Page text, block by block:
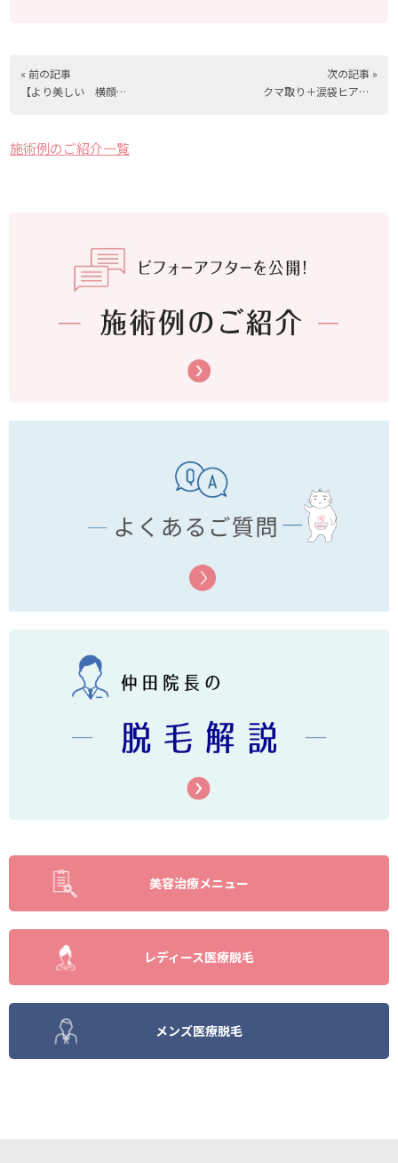
« 前の記事
【より美しい 横顔シルエット】40代女性モニター様
次の記事 »
クマ取り＋涙袋ヒアルロン酸で華やかな目もとに
施術例のご紹介一覧
美容治療メニュー
レディース医療脱毛
メンズ医療脱毛